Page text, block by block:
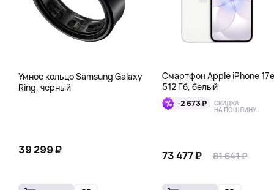
Умное кольцо Samsung Galaxy
Ring, черный
39 299 ₽
Смартфон Apple iPhone 17e
512 Гб, белый
-2 673 ₽ СКИДКА
НА ПОШЛИНУ
73 477 ₽ 81 641 ₽